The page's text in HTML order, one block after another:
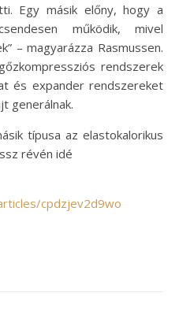
Egy másik előny, hogy a
működik, mivel
– magyarázza Rasmussen.
rendszerek
és expander rendszereket
generálnak.
típusa az elastokalorikus
révén idé
cpdzjev2d9wo